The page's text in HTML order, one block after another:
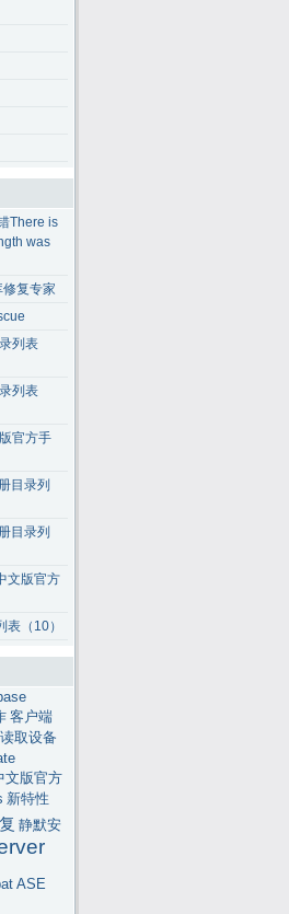
There is
was
复专家
列表
列表
官方手
目录列
目录列
文版官方
（10）
客户端
读取设备
文版官方
新特性
静默安
ASE